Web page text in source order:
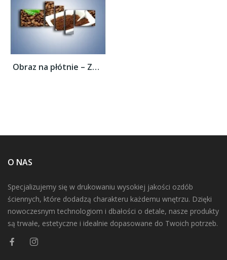
Obraz na płótnie – Zmielona kawa –...
O NAS
Specjalizujemy się w drukowaniu wysokiej jakości ozdób
ściennych, które dodadzą charakteru każdemu wnętrzu. Dzięki
nowoczesnym technologiom i dbałości o detale, nasze produkty
są trwałe, estetyczne i idealnie dopasowane do Twoich potrzeb.